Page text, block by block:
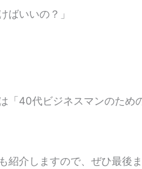
ばいいの？」
「40代ビジネスマンのため
介しますので、ぜひ最後